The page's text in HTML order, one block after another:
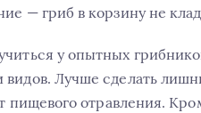
— гриб в корзину не
у опытных
Лучше сделать
пищевого отравления.